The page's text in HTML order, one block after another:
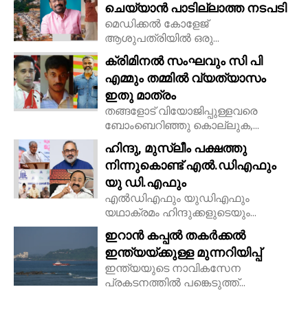
ചെയ്യാൻ പാടില്ലാത്ത നടപടി
മെഡിക്കൽ കോളേജ്
ആശുപത്രിയിൽ ഒരു...
ക്രിമിനൽ സംഘവും സി പി
എമ്മും തമ്മിൽ വ്യത്യാസം
ഇതു മാത്രം
തങ്ങളോട് വിയോജിപ്പുള്ളവരെ
ബോംബെറിഞ്ഞു കൊല്ലുക,...
ഹിന്ദു, മുസ്ലീം പക്ഷത്തു
നിന്നുകൊണ്ട് എൽ.ഡിഎഫും
യു ഡി.എഫും
എൽഡിഎഫും യുഡിഎഫും
യഥാക്രമം ഹിന്ദുക്കളുടെയും...
ഇറാൻ കപ്പൽ തകർക്കൽ
ഇന്ത്യയ്ക്കുള്ള മുന്നറിയിപ്പ്
ഇന്ത്യയുടെ നാവികസേന
പ്രകടനത്തിൽ പങ്കെടുത്ത്...